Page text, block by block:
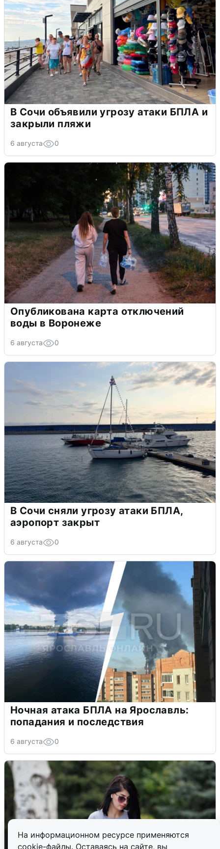
На информационном ресурсе применяются
cookie-файлы. Оставаясь на сайте, вы
В Сочи объявили угрозу атаки БПЛА и
закрыли пляжи
6 августа 0
Опубликована карта отключений
воды в Воронеже
6 августа 0
В Сочи сняли угрозу атаки БПЛА,
аэропорт закрыт
6 августа 0
Ночная атака БПЛА на Ярославль:
попадания и последствия
6 августа 0